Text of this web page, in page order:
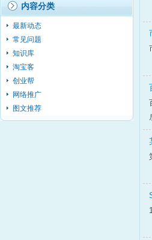
内容分类
最新动态
常见问题
知识库
淘宝客
创业帮
网络推广
图文推荐